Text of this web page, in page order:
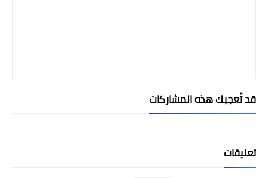
قد تُعجبك هذه المشاركات
تعليقات